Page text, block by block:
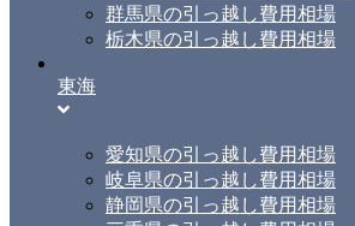
群馬県の引っ越し費用相場
栃木県の引っ越し費用相場
東海
愛知県の引っ越し費用相場
岐阜県の引っ越し費用相場
静岡県の引っ越し費用相場